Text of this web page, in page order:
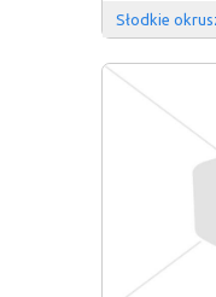
Słodkie